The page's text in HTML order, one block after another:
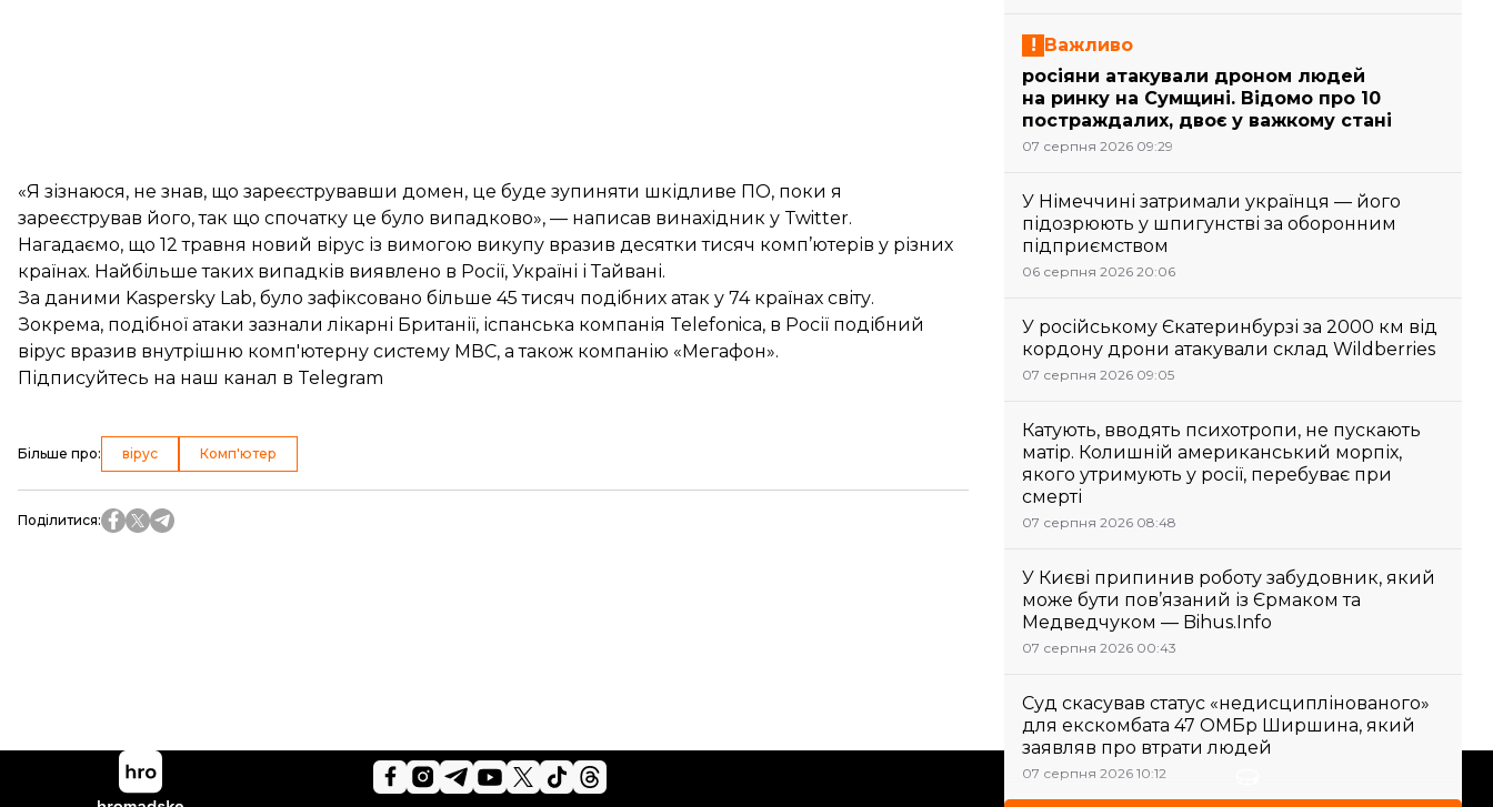
«Я зізнаюся, не знав, що зареєструвавши домен, це буде зупиняти шкідливе ПО, поки я
зареєстрував його, так що спочатку це було випадково», — написав винахідник у Twitter.
Нагадаємо, що 12 травня новий вірус із вимогою викупу вразив десятки тисяч комп’ютерів у різних
країнах. Найбільше таких випадків виявлено в Росії, Україні і Тайвані.
За даними Kaspersky Lab, було зафіксовано більше 45 тисяч подібних атак у 74 країнах світу.
Зокрема, подібної атаки зазнали лікарні Британії, іспанська компанія Telefonica, в Росії подібний
вірус вразив внутрішню комп'ютерну систему МВС, а також компанію «Мегафон».
Підписуйтесь на наш канал в Telegram
Більше про: вірус Комп'ютер
Поділитися:
Важливо
росіяни атакували дроном людей
на ринку на Сумщині. Відомо про 10
постраждалих, двоє у важкому стані
07 серпня 2026 09:29
У Німеччині затримали українця — його
підозрюють у шпигунстві за оборонним
підприємством
06 серпня 2026 20:06
У російському Єкатеринбурзі за 2000 км від
кордону дрони атакували склад Wildberries
07 серпня 2026 09:05
Катують, вводять психотропи, не пускають
матір. Колишній американський морпіх,
якого утримують у росії, перебуває при
смерті
07 серпня 2026 08:48
У Києві припинив роботу забудовник, який
може бути пов’язаний із Єрмаком та
Медведчуком — Bihus.Info
07 серпня 2026 00:43
Суд скасував статус «недисциплінованого»
для екскомбата 47 ОМБр Ширшина, який
заявляв про втрати людей
07 серпня 2026 10:12